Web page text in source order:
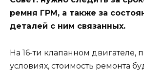
ремня ГРМ, а также за
деталей с ним связанных.
На 16-ти клапанном двигателе,
условиях, стоимость ремонта